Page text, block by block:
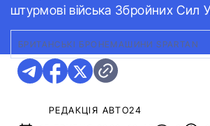
штурмові війська Збройних Сил
БРИТАНСЬКІ БРОНЕМАШИНИ SPARTAN
РЕДАКЦІЯ АВТО24